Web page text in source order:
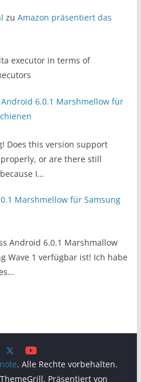
zuAmazon präsentiert das
executor in terms of
Android 6.0.1 Marshmellow für
Does this version support
properly, or are there still
I…
Marshmellow für Samsung
Android 6.0.1 Marshmallow
Wave 1 verfügbar ist! Ich habe
. Alle Rechte vorbehalten.
Präsentiert von